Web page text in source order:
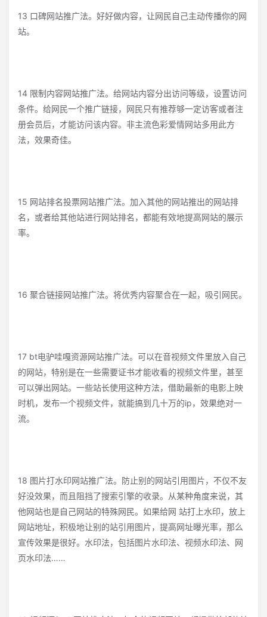
13 口碑网站推广法。好好做内容，让网民自己主动传播你的网
站。
14 限制内容网站推广法。给网站内容分出访问等级，设置访问
条件。给网民一个推广链接，网民只有推荐够一定访客或者注
册会员后，才能访问该内容。非主流色彩爱情网站多用此方
法，效果奇佳。
15 网站排名投票网站推广法。加入其他的网站推出的网站排
名，或者给其他站进行网站排名，都能有效地提高网站的展示
率。
16 聚合链接网站推广法。将优秀内容聚合在一起，吸引网民。
17 bt电驴哇嘎资源网站推广法。可以在音视频文件里放入自己
的网站，特别是在一些需要证书才能收看的视频文件里，甚至
可以弹出网站。一些站长使用这种方法，借助最新的电影上映
时机，发布一个视频文件，就能搞到几十万的ip，效果绝对一
流。
18 图片打水印网站推广法。防止别的网站引用图片，不仅不友
好没效果，而且阻挡了搜索引擎的收录。从某种角度来说，其
他网站也是自己网站的特殊网民。如果给网 站打上水印，放上
网站地址，积极地让别的站引用图片，提高网址曝光率，那么
宣传效果是很好。水印法，包括图片水印法、视频水印法、网
页水印法……